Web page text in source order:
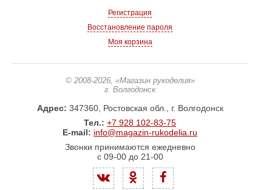
Регистрация
Восстановление пароля
Моя корзина
© 2008-2026, «Магазин рукоделия»
г. Волгодонск
Адрес: 347360, Ростовская обл., г. Волгодонск
Тел.: +7 928 102-83-75
E-mail: info@magazin-rukodelia.ru
Звонки принимаются ежедневно
с 09-00 до 21-00